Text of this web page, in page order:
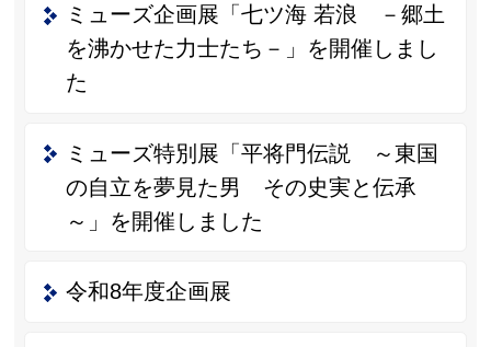
ミューズ企画展「七ツ海 若浪 －郷土
を沸かせた力士たち－」を開催しまし
た
ミューズ特別展「平将門伝説 ～東国
の自立を夢見た男 その史実と伝承
～」を開催しました
令和8年度企画展